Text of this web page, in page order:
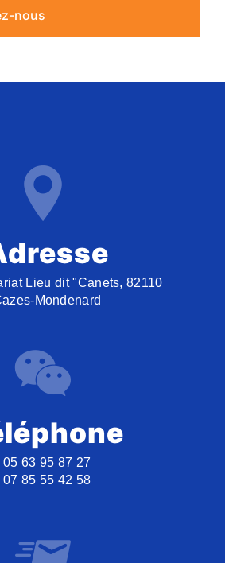
nous
Lieu dit "Canets, 82110
Mondenard
05 63 95 87 27
07 85 55 42 58